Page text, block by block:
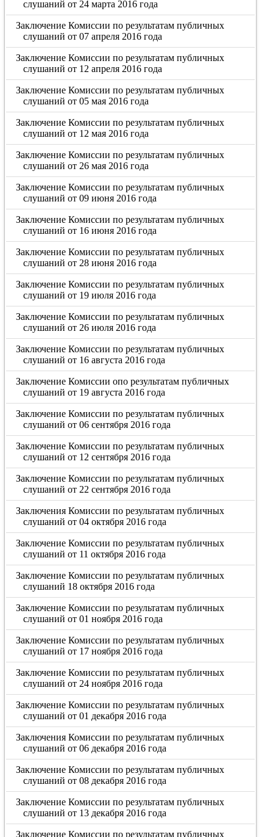
слушаний от 24 марта 2016 года
Заключение Комиссии по результатам публичных
слушаний от 07 апреля 2016 года
Заключение Комиссии по результатам публичных
слушаний от 12 апреля 2016 года
Заключение Комиссии по результатам публичных
слушаний от 05 мая 2016 года
Заключение Комиссии по результатам публичных
слушаний от 12 мая 2016 года
Заключение Комиссии по результатам публичных
слушаний от 26 мая 2016 года
Заключение Комиссии по результатам публичных
слушаний от 09 июня 2016 года
Заключение Комиссии по результатам публичных
слушаний от 16 июня 2016 года
Заключение Комиссии по результатам публичных
слушаний от 28 июня 2016 года
Заключение Комиссии по результатам публичных
слушаний от 19 июля 2016 года
Заключение Комиссии по результатам публичных
слушаний от 26 июля 2016 года
Заключение Комиссии по результатам публичных
слушаний от 16 августа 2016 года
Заключение Комиссии опо результатам публичных
слушаний от 19 августа 2016 года
Заключение Комиссии по результатам публичных
слушаний от 06 сентября 2016 года
Заключение Комиссии по результатам публичных
слушаний от 12 сентября 2016 года
Заключение Комиссии по результатам публичных
слушаний от 22 сентября 2016 года
Заключения Комиссии по результатам публичных
слушаний от 04 октября 2016 года
Заключение Комиссии по результатам публичных
слушаний от 11 октября 2016 года
Заключение Комиссии по результатам публичных
слушаний 18 октября 2016 года
Заключение Комиссии по результатам публичных
слушаний от 01 ноября 2016 года
Заключение Комиссии по результатам публичных
слушаний от 17 ноября 2016 года
Заключение Комиссии по результатам публичных
слушаний от 24 ноября 2016 года
Заключение Комиссии по результатам публичных
слушаний от 01 декабря 2016 года
Заключения Комиссии по результатам публичных
слушаний от 06 декабря 2016 года
Заключение Комиссии по результатам публичных
слушаний от 08 декабря 2016 года
Заключение Комиссии по результатам публичных
слушаний от 13 декабря 2016 года
Заключение Комиссии по результатам публичных